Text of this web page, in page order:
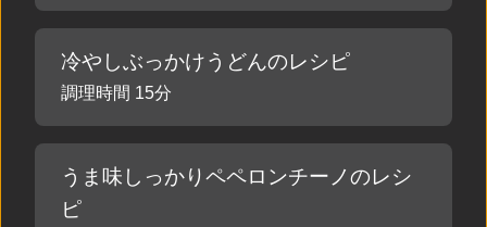
冷やしぶっかけうどんのレシピ
調理時間 15分
うま味しっかりペペロンチーノのレシ
ピ